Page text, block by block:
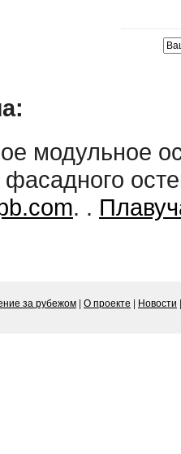
модульное
. .
за рубежом О проекте Новости